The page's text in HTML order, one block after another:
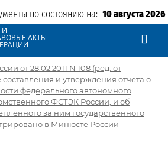
по состоянию на: 10 августа 2026
И
АКТЫ
от 28.02.2011 N 108 (ред. от
составления и утверждения отчета о
федерального автономного
ФСТЭК России, и об
за ним государственного
в Минюсте России